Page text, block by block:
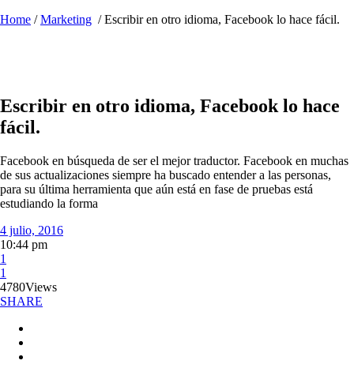
Home /Marketing /Escribir en otro idioma, Facebook lo hace fácil.
Escribir en otro idioma, Facebook lo hace
fácil.
Facebook en búsqueda de ser el mejor traductor. Facebook en muchas
de sus actualizaciones siempre ha buscado entender a las personas,
para su última herramienta que aún está en fase de pruebas está
estudiando la forma
4 julio, 2016
10:44 pm
1
1
4780Views
SHARE